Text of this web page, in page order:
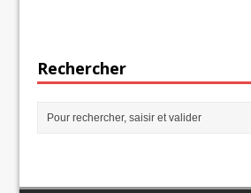
Rechercher